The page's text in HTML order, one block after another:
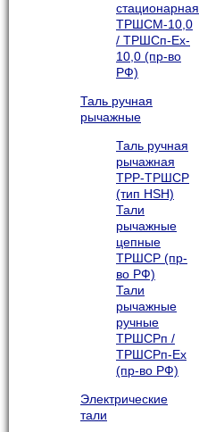
стационарная
ТРШСМ-10,0
/ ТРШСп-Ex-
10,0 (пр-во
РФ)
Таль ручная
рычажные
Таль ручная
рычажная
ТРР-ТРШСР
(тип HSH)
Тали
рычажные
цепные
ТРШСР (пр-
во РФ)
Тали
рычажные
ручные
ТРШСРп /
ТРШСРп-Ех
(пр-во РФ)
Электрические
тали